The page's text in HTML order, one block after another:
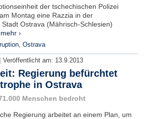
der tschechischen Polizei
Montag eine Razzia in der
Ostrava (Mährisch-Schlesien)
mehr ›
, Ostrava
| Veröffentlicht am: 13.9.2013
Regierung befürchtet
in Ostrava
Menschen bedroht
Regierung arbeitet an einem Plan, um